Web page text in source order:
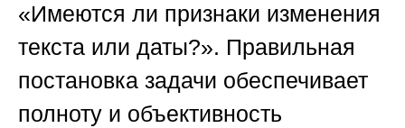
«Имеются ли признаки изменения
текста или даты?». Правильная
постановка задачи обеспечивает
полноту и объективность